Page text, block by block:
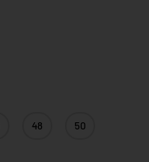
48 50